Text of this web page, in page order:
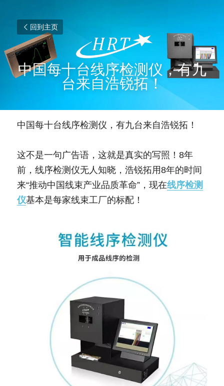
回到主页
中国每十台线序检测仪，有九
台来自浩锐拓！
中国每十台线序检测仪，有九台来自浩锐拓！
这不是一句广告语，这就是真实的写照！8年
前，线序检测仪无人知晓，浩锐拓用8年的时间
来“推动中国线束产业品质革命”，现在线序检测
仪基本是每家线束工厂的标配！